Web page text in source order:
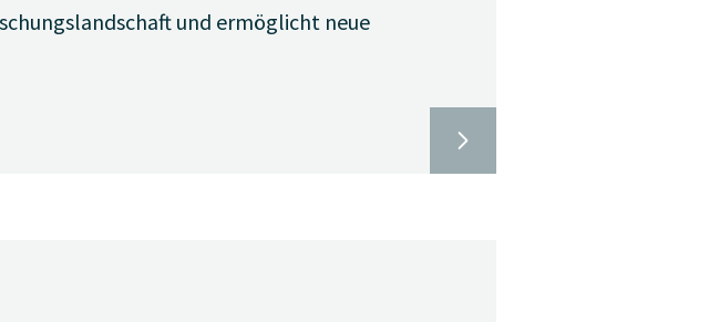
und ermöglicht neue